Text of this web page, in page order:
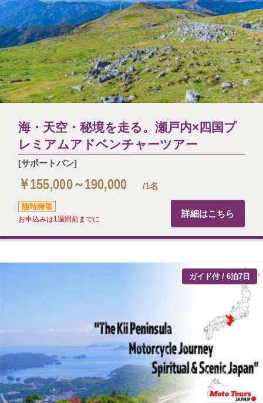
海・天空・秘境を走る。瀬戸内×四国プ
レミアムアドベンチャーツアー
[サポートバン]
￥155,000～190,000 /1名
随時開催
お申込みは1週間前までに
詳細はこちら
ガイド付 / 6泊7日